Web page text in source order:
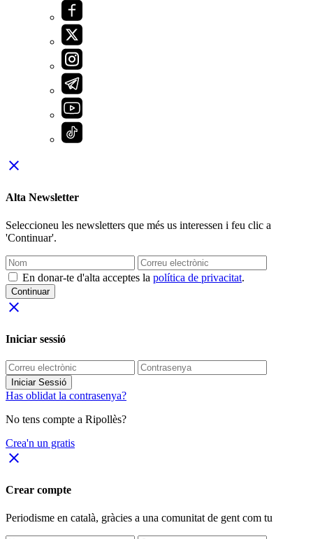
close
Alta Newsletter
Seleccioneu les newsletters que més us interessen i feu clic a
'Continuar'.
En donar-te d'alta acceptes la política de privacitat.
Continuar
close
Iniciar sessió
Iniciar Sessió
Has oblidat la contrasenya?
No tens compte a Ripollès?
Crea'n un gratis
close
Crear compte
Periodisme en català, gràcies a una comunitat de gent com tu